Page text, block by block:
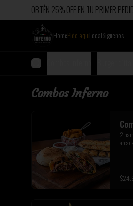
OBTÉN 25% OFF EN TU PRIMER
HomePide aquíLocalSiguenos
Combos Inferno
2
aros